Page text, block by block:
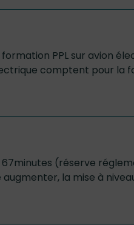
PPL sur avion
comptent pour la
(réserve
la mise à